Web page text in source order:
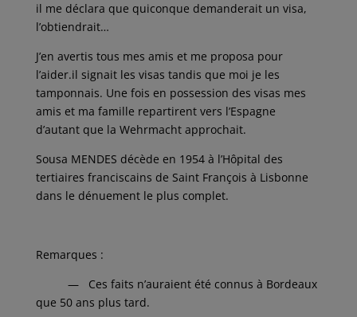
il me déclara que quiconque demanderait un visa,
l’obtiendrait…
J’en avertis tous mes amis et me proposa pour
l’aider.il signait les visas tandis que moi je les
tamponnais. Une fois en possession des visas mes
amis et ma famille repartirent vers l’Espagne
d’autant que la Wehrmacht approchait.
Sousa MENDES décède en 1954 à l’Hôpital des
tertiaires franciscains de Saint François à Lisbonne
dans le dénuement le plus complet.
Remarques :
— Ces faits n’auraient été connus à Bordeaux
que 50 ans plus tard.